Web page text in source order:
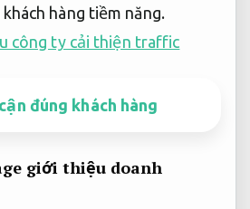
hàng tiềm năng.
công ty cải thiện traffic
đúng khách hàng
giới thiệu doanh